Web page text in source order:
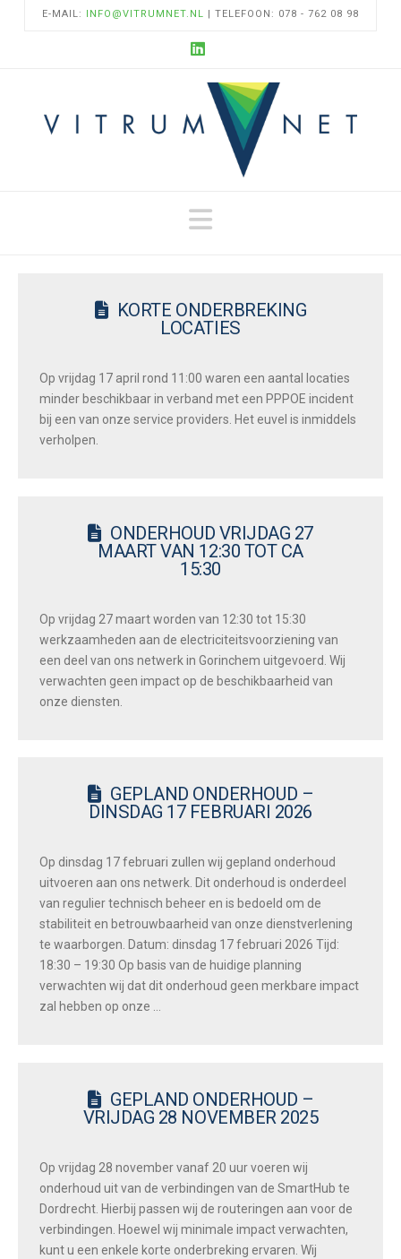
E-MAIL: INFO@VITRUMNET.NL | TELEFOON: 078 - 762 08 98
Navigation
KORTE ONDERBREKING
LOCATIES
Op vrijdag 17 april rond 11:00 waren een aantal locaties
minder beschikbaar in verband met een PPPOE incident
bij een van onze service providers. Het euvel is inmiddels
verholpen.
ONDERHOUD VRIJDAG 27
MAART VAN 12:30 TOT CA
15:30
Op vrijdag 27 maart worden van 12:30 tot 15:30
werkzaamheden aan de electriciteitsvoorziening van
een deel van ons netwerk in Gorinchem uitgevoerd. Wij
verwachten geen impact op de beschikbaarheid van
onze diensten.
GEPLAND ONDERHOUD –
DINSDAG 17 FEBRUARI 2026
Op dinsdag 17 februari zullen wij gepland onderhoud
uitvoeren aan ons netwerk. Dit onderhoud is onderdeel
van regulier technisch beheer en is bedoeld om de
stabiliteit en betrouwbaarheid van onze dienstverlening
te waarborgen. Datum: dinsdag 17 februari 2026 Tijd:
18:30 – 19:30 Op basis van de huidige planning
verwachten wij dat dit onderhoud geen merkbare impact
zal hebben op onze …
GEPLAND ONDERHOUD –
VRIJDAG 28 NOVEMBER 2025
Op vrijdag 28 november vanaf 20 uur voeren wij
onderhoud uit van de verbindingen van de SmartHub te
Dordrecht. Hierbij passen wij de routeringen aan voor de
verbindingen. Hoewel wij minimale impact verwachten,
kunt u een enkele korte onderbreking ervaren. Wij